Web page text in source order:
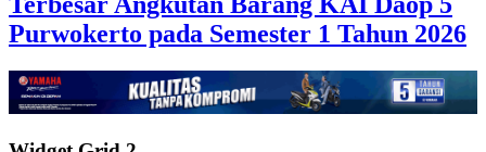
Purwokerto pada Semester 1 Tahun 2026